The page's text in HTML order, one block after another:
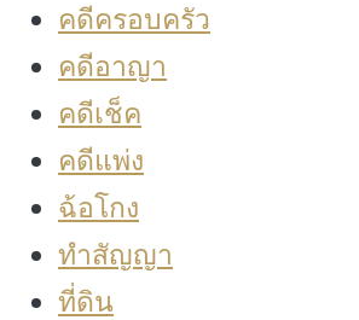
คดีครอบครัว
คดีอาญา
คดีเช็ค
คดีแพ่ง
ฉ้อโกง
ทำสัญญา
ที่ดิน